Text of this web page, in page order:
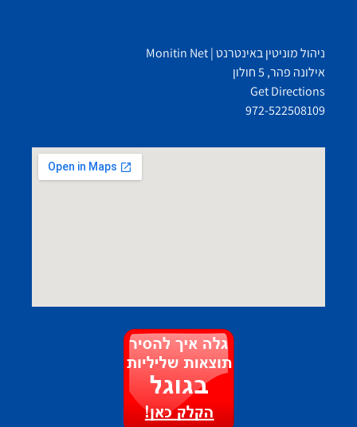
ניהול מוניטין באינטרנט | Monitin Net
אילונה פהר, 5 חולון
Get Directions
972-522508109